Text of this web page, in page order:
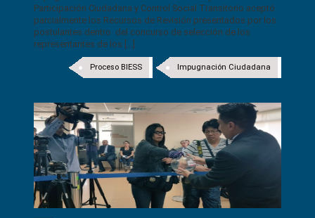
Participación Ciudadana y Control Social Transitorio aceptó
parcialmente los Recursos de Revisión presentados por los
postulantes dentro del concurso de selección de los
representantes de los [...]
Impugnación Ciudadana
Proceso BIESS